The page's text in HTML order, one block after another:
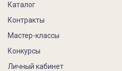
Каталог
Контракты
Мастер-классы
Конкурсы
Личный кабинет